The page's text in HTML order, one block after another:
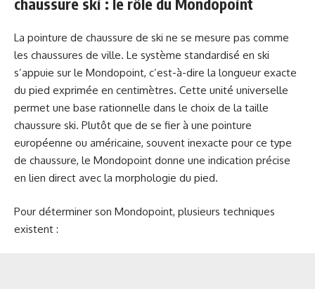
La pointure de chaussure de ski ne se mesure pas comme
les chaussures de ville. Le système standardisé en ski
s’appuie sur le Mondopoint, c’est-à-dire la longueur exacte
du pied exprimée en centimètres. Cette unité universelle
permet une base rationnelle dans le choix de la taille
chaussure ski. Plutôt que de se fier à une pointure
européenne ou américaine, souvent inexacte pour ce type
de chaussure, le Mondopoint donne une indication précise
en lien direct avec la morphologie du pied.
Pour déterminer son Mondopoint, plusieurs techniques
existent :